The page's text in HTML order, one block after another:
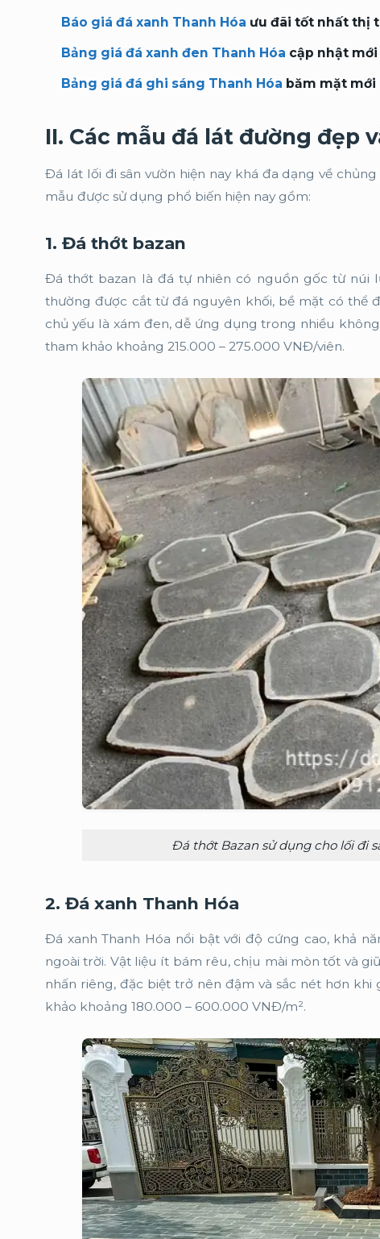
Báo giá đá xanh Thanh Hóa ưu đãi tốt nhất thị
Bảng giá đá xanh đen Thanh Hóa cập nhật
Bảng giá đá ghi sáng Thanh Hóa băm mặt mới
II. Các mẫu đá lát đường đẹp
Đá lát lối đi sân vườn hiện nay khá đa dạng về
mẫu được sử dụng phổ biến hiện nay gồm:
1. Đá thớt bazan
Đá thớt bazan là đá tự nhiên có nguồn gốc từ núi
thường được cắt từ đá nguyên khối, bề mặt có thể
chủ yếu là xám đen, dễ ứng dụng trong nhiều
tham khảo khoảng 215.000 – 275.000 VNĐ/viên.
Đá thớt Bazan sử dụng cho lối đi
2. Đá xanh Thanh Hóa
Đá xanh Thanh Hóa nổi bật với độ cứng cao, khả
ngoài trời. Vật liệu ít bám rêu, chịu mài mòn tốt và
nhấn riêng, đặc biệt trở nên đậm và sắc nét hơn
khảo khoảng 180.000 – 600.000 VNĐ/m².